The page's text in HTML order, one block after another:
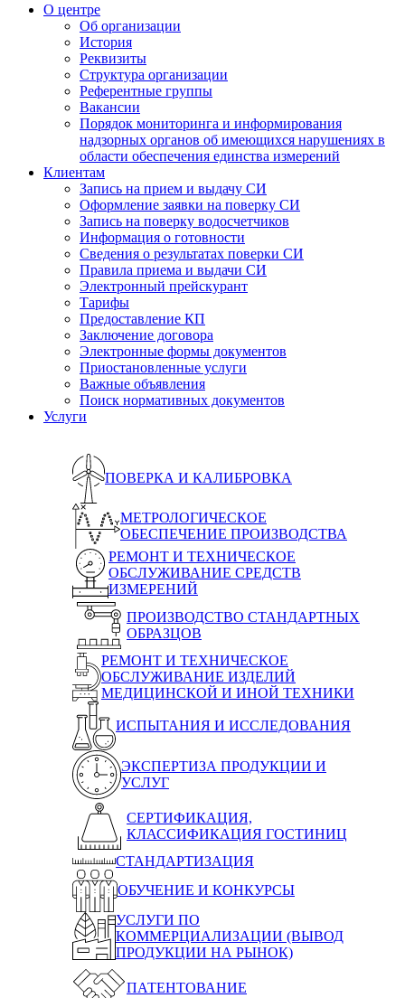
О центре
Об организации
История
Реквизиты
Структура организации
Референтные группы
Вакансии
Порядок мониторинга и информирования
надзорных органов об имеющихся нарушениях в
области обеспечения единства измерений
Клиентам
Запись на прием и выдачу СИ
Оформление заявки на поверку СИ
Запись на поверку водосчетчиков
Информация о готовности
Сведения о результатах поверки СИ
Правила приема и выдачи СИ
Электронный прейскурант
Тарифы
Предоставление КП
Заключение договора
Электронные формы документов
Приостановленные услуги
Важные объявления
Поиск нормативных документов
Услуги
ПОВЕРКА И КАЛИБРОВКА
МЕТРОЛОГИЧЕСКОЕ
ОБЕСПЕЧЕНИЕ ПРОИЗВОДСТВА
РЕМОНТ И ТЕХНИЧЕСКОЕ
ОБСЛУЖИВАНИЕ СРЕДСТВ
ИЗМЕРЕНИЙ
ПРОИЗВОДСТВО СТАНДАРТНЫХ
ОБРАЗЦОВ
РЕМОНТ И ТЕХНИЧЕСКОЕ
ОБСЛУЖИВАНИЕ ИЗДЕЛИЙ
МЕДИЦИНСКОЙ И ИНОЙ ТЕХНИКИ
ИСПЫТАНИЯ И ИССЛЕДОВАНИЯ
ЭКСПЕРТИЗА ПРОДУКЦИИ И
УСЛУГ
СЕРТИФИКАЦИЯ,
КЛАССИФИКАЦИЯ ГОСТИНИЦ
СТАНДАРТИЗАЦИЯ
ОБУЧЕНИЕ И КОНКУРСЫ
УСЛУГИ ПО
КОММЕРЦИАЛИЗАЦИИ (ВЫВОД
ПРОДУКЦИИ НА РЫНОК)
ПАТЕНТОВАНИЕ